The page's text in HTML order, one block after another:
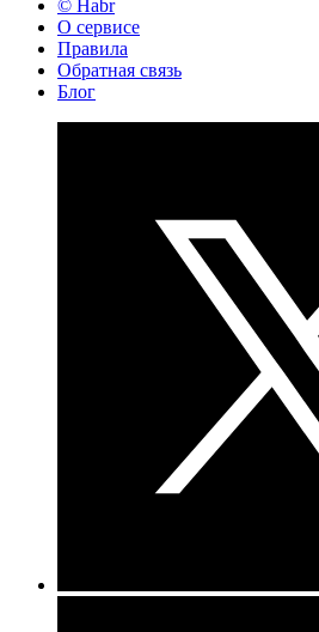
© Habr
О сервисе
Правила
Обратная связь
Блог